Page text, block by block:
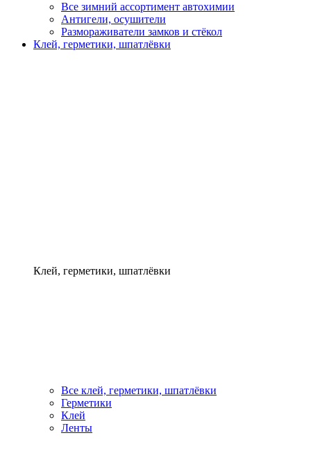
Все зимний ассортимент автохимии
Антигели, осушители
Размораживатели замков и стёкол
Клей, герметики, шпатлёвки
Клей, герметики, шпатлёвки
Все клей, герметики, шпатлёвки
Герметики
Клей
Ленты